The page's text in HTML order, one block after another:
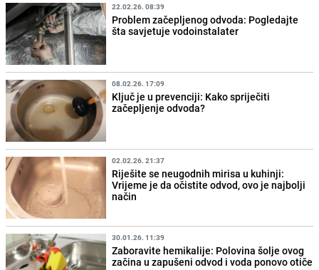
22.02.26. 08:39
Problem začepljenog odvoda: Pogledajte
šta savjetuje vodoinstalater
08.02.26. 17:09
Ključ je u prevenciji: Kako spriječiti
začepljenje odvoda?
02.02.26. 21:37
Riješite se neugodnih mirisa u kuhinji:
Vrijeme je da očistite odvod, ovo je najbolji
način
30.01.26. 11:39
Zaboravite hemikalije: Polovina šolje ovog
začina u zapušeni odvod i voda ponovo otiče